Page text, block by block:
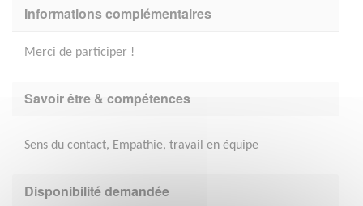
Informations complémentaires
Merci de participer !
Savoir être & compétences
Sens du contact, Empathie, travail en équipe
Disponibilité demandée